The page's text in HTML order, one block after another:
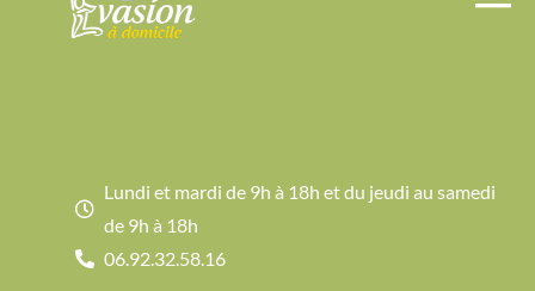
Lundi et mardi de 9h à 18h et du jeudi au samedi
de 9h à 18h
06.92.32.58.16
Massages et rituels
Esthétique